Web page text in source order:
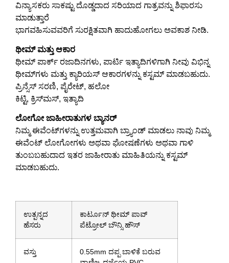
ವಿನ್ಯಾಸಕರು ಸಾಕಷ್ಟು ದೊಡ್ಡದಾದ ಸರಿಯಾದ ಗಾತ್ರವನ್ನು ಶಿಫಾರಸು
ಮಾಡುತ್ತಾರೆ
ಭಾಗವಹಿಸುವವರಿಗೆ ಸುರಕ್ಷಿತವಾಗಿ ಹಾದುಹೋಗಲು ಅವಕಾಶ ನೀಡಿ.
ಥೀಮ್ ಮತ್ತು ಆಕಾರ
ಥೀಮ್ ಪಾರ್ಕ್ ರಜಾದಿನಗಳು, ಪಾರ್ಟಿ ಇತ್ಯಾದಿಗಳಿಗಾಗಿ ನೀವು ವಿಭಿನ್ನ
ಥೀಮ್‌ಗಳು ಮತ್ತು ಕ್ಯಾರಿಯಸ್ ಆಕಾರಗಳನ್ನು ಕಸ್ಟಮ್ ಮಾಡಬಹುದು.
ಪ್ರಿನ್ಸೆಸ್ ಸರಣಿ, ಪೈರೇಟ್, ಹಲೋ
ಕಿಟ್ಟಿ, ಕ್ರಿಸ್‌ಮಸ್, ಇತ್ಯಾದಿ
ಲೋಗೋ ಜಾಹೀರಾತುಗಳ ಬ್ಯಾನರ್
ನಿಮ್ಮ ಈವೆಂಟ್‌ಗಳನ್ನು ಉತ್ತಮವಾಗಿ ಬ್ರ್ಯಾಂಡ್ ಮಾಡಲು ನಾವು ನಿಮ್ಮ
ಈವೆಂಟ್ ಲೋಗೋಗಳು ಅಥವಾ ಘೋಷಣೆಗಳು ಅಥವಾ ಗಾಳಿ
ತುಂಬಬಹುದಾದ ಇತರ ಜಾಹೀರಾತು ಮಾಹಿತಿಯನ್ನು ಕಸ್ಟಮ್
ಮಾಡಬಹುದು.
ಉತ್ಪನ್ನದ
ಹೆಸರು
ಕಾರ್ಟೂನ್ ಥೀಮ್ ಪಾವ್
ಪೆಟ್ರೋಲ್ ಬೌನ್ಸಿ ಹೌಸ್
ವಸ್ತು
0.55mm ದಪ್ಪ ಬಾಳಿಕೆ ಬರುವ